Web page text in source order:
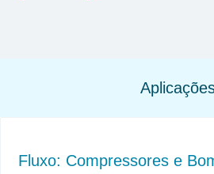
Fluxo: Compressores e